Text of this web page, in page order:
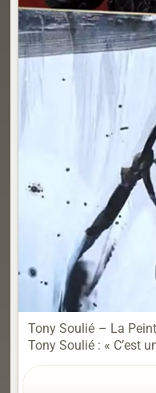
Tony Soulié – La
Tony Soulié : « C’est